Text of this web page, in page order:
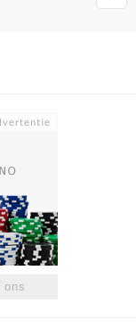
ons